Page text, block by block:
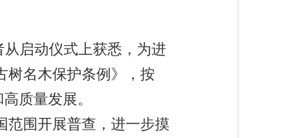
启动仪式上获悉，为进
树名木保护条例》，按
质量发展。
围开展普查，进一步摸